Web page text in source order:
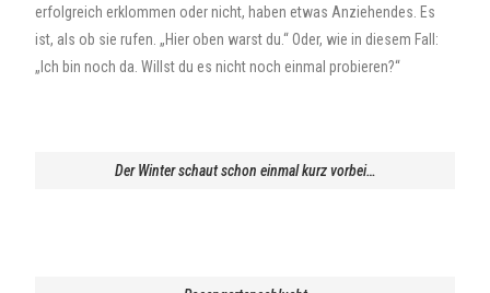
erfolgreich erklommen oder nicht, haben etwas Anziehendes. Es
ist, als ob sie rufen. „Hier oben warst du.“ Oder, wie in diesem Fall:
„Ich bin noch da. Willst du es nicht noch einmal probieren?“
Der Winter schaut schon einmal kurz vorbei…